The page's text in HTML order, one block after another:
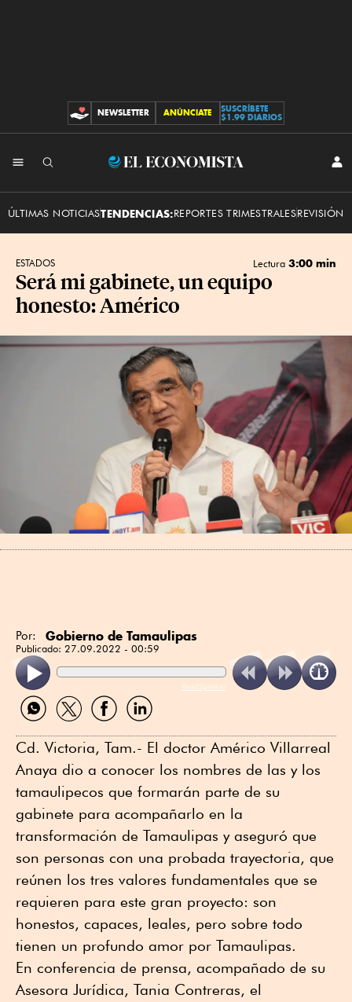
CONTRIBUCIONES
NEWSLETTER ANÚNCIATE
SUSCRÍBETE
$1.99 DIARIOS
El
ÚLTIMAS NOTICIASTENDENCIAS:REPORTES TRIMESTRALESREVISIÓN
ESTADOS Lectura 3:00 min
Será mi gabinete, un equipo
honesto: Américo
Por: Gobierno de Tamaulipas
Publicado: 27.09.2022 - 00:59
ReadSpeaker
Compartir
por
Compartir
por
Compartir
por
Compartir
por
Cd. Victoria, Tam.- El doctor Américo Villarreal
Anaya dio a conocer los nombres de las y los
tamaulipecos que formarán parte de su
gabinete para acompañarlo en la
transformación de Tamaulipas y aseguró que
son personas con una probada trayectoria, que
reúnen los tres valores fundamentales que se
requieren para este gran proyecto: son
honestos, capaces, leales, pero sobre todo
tienen un profundo amor por Tamaulipas.
En conferencia de prensa, acompañado de su
Asesora Jurídica, Tania Contreras, el